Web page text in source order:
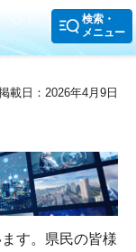
検索・
メニュー
載日：2026年4月9日
す。県民の皆様